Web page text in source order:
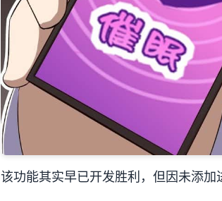
该功能其实早已开发胜利，但因未添